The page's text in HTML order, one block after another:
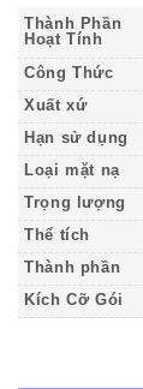
Thành Phần
Hoạt Tính
Công Thức
Xuất xứ
Hạn sử dụng
Loại mặt nạ
Trọng lượng
Thể tích
Thành phần
Kích Cỡ Gói